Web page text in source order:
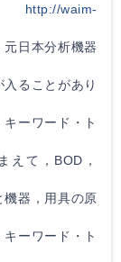
http://waim-
日本分析機器
ることがあり
ーワード・ト
て，BOD，
器，用具の原
ーワード・ト